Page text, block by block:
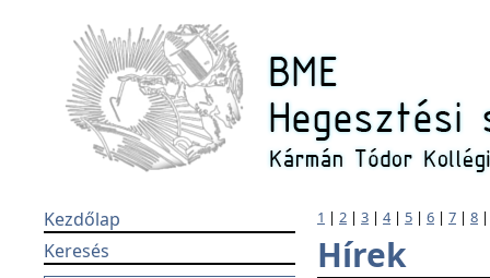
Kezdőlap
Keresés
1 | 2 | 3 | 4| 5 | 6 | 7 | 8
Hírek